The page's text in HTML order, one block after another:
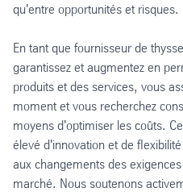
qu'entre opportunités et risques.
En tant que fournisseur de
garantissez et augmentez en
produits et des services, vous
moment et vous recherchez
moyens d'optimiser les coûts.
élevé d'innovation et de
aux changements des
marché. Nous soutenons